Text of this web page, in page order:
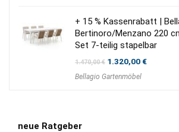
+ 15 % Kassenrabatt |
Bertinoro/Menzano 220
Set 7-teilig stapelbar
1.470,00€ Ursprünglicher
war:
1.320,00€Aktueller
Bellagio Gartenmöbel
neue Ratgeber